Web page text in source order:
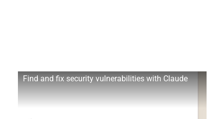
Find and fix security vulnerabilities with Claude